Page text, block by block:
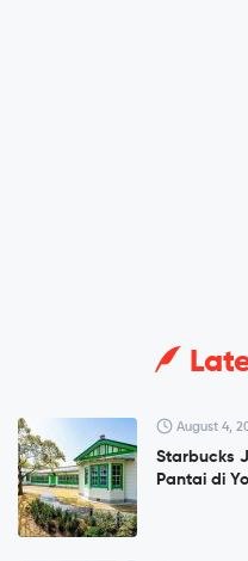
August 4,
Starbucks
Pantai di